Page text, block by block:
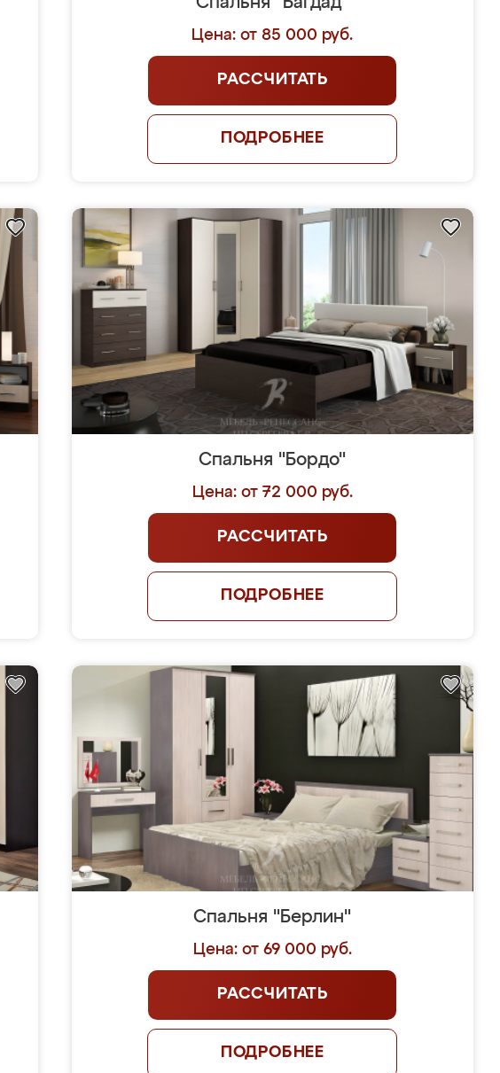
Цена: от 85 000 руб.
РАССЧИТАТЬ
ПОДРОБНЕЕ
Спальня "Бордо"
Цена: от 72 000 руб.
РАССЧИТАТЬ
ПОДРОБНЕЕ
Спальня "Берлин"
Цена: от 69 000 руб.
РАССЧИТАТЬ
ПОДРОБНЕЕ